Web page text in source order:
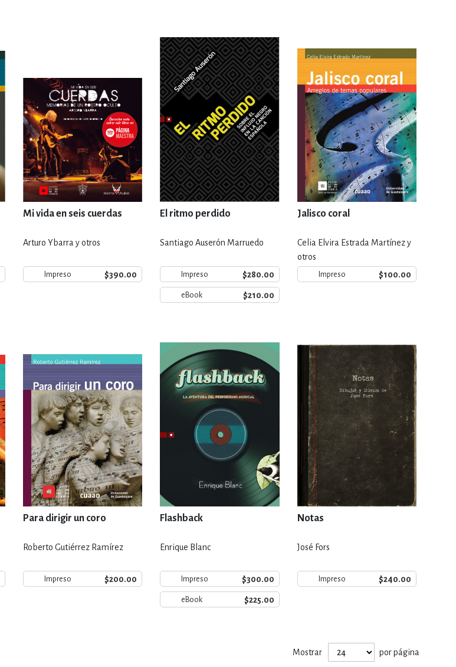
Mi vida en seis cuerdas
Arturo Ybarra y otros
Impreso $390.00
El ritmo perdido
Santiago Auserón Marruedo
Impreso $280.00
eBook $210.00
Jalisco coral
Celia Elvira Estrada Martínez y
otros
Impreso $100.00
Para dirigir un coro
Roberto Gutiérrez Ramírez
Impreso $200.00
Flashback
Enrique Blanc
Impreso $300.00
eBook $225.00
Notas
José Fors
Impreso $240.00
Mostrar por página